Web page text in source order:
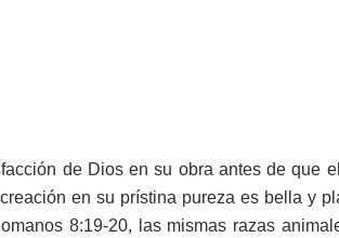
de Dios en su obra antes de que
en su prístina pureza es bella y
8:19-20, las mismas razas